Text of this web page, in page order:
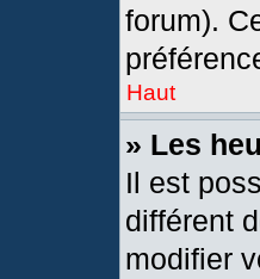
forum).
Haut
» Les
Il est
différent
modifier